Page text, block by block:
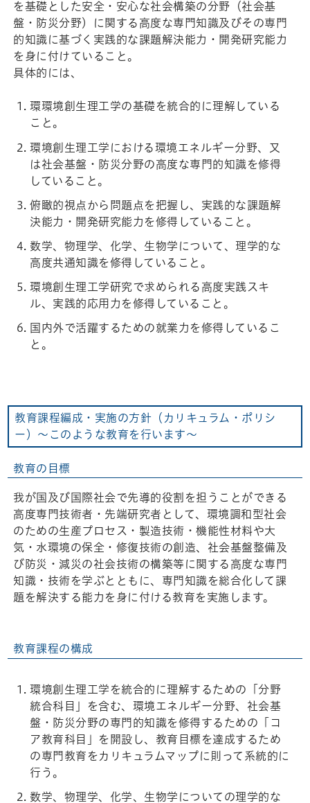
を基礎とした安全・安心な社会構築の分野（社会基
盤・防災分野）に関する高度な専門知識及びその専門
的知識に基づく実践的な課題解決能力・開発研究能力
を身に付けていること。
具体的には、
環環境創生理工学の基礎を統合的に理解している
こと。
環境創生理工学における環境エネルギー分野、又
は社会基盤・防災分野の高度な専門的知識を修得
していること。
俯瞰的視点から問題点を把握し、実践的な課題解
決能力・開発研究能力を修得していること。
数学、物理学、化学、生物学について、理学的な
高度共通知識を修得していること。
環境創生理工学研究で求められる高度実践スキ
ル、実践的応用力を修得していること。
国内外で活躍するための就業力を修得しているこ
と。
教育課程編成・実施の方針（カリキュラム・ポリシ
ー）～このような教育を行います～
教育の目標
我が国及び国際社会で先導的役割を担うことができる
高度専門技術者・先端研究者として、環境調和型社会
のための生産プロセス・製造技術・機能性材料や大
気・水環境の保全・修復技術の創造、社会基盤整備及
び防災・減災の社会技術の構築等に関する高度な専門
知識・技術を学ぶとともに、専門知識を総合化して課
題を解決する能力を身に付ける教育を実施します。
教育課程の構成
環境創生理工学を統合的に理解するための「分野
統合科目」を含む、環境エネルギー分野、社会基
盤・防災分野の専門的知識を修得するための「コ
ア教育科目」を開設し、教育目標を達成するため
の専門教育をカリキュラムマップに則って系統的に
行う。
数学、物理学、化学、生物学についての理学的な